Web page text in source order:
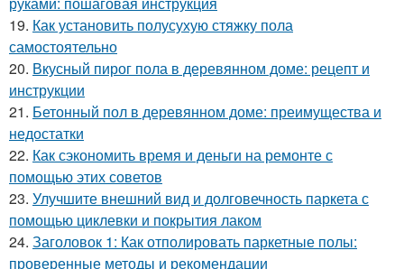
19. Как установить полусухую стяжку пола
самостоятельно
20. Вкусный пирог пола в деревянном доме: рецепт и
инструкции
21. Бетонный пол в деревянном доме: преимущества и
недостатки
22. Как сэкономить время и деньги на ремонте с
помощью этих советов
23. Улучшите внешний вид и долговечность паркета с
помощью циклевки и покрытия лаком
24. Заголовок 1: Как отполировать паркетные полы:
проверенные методы и рекомендации